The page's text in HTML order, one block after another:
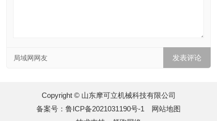
局域网网友
Copyright © 山东摩可立机械科技有限公司
备案号： 鲁ICP备2021031190号-1
网站地图